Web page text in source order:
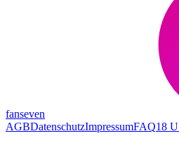
fanseven
AGBDatenschutzImpressumFAQ18